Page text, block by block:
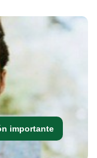
importante